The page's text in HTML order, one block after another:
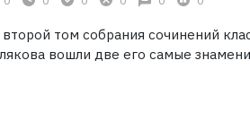
том собрания сочинений
вошли две его самые